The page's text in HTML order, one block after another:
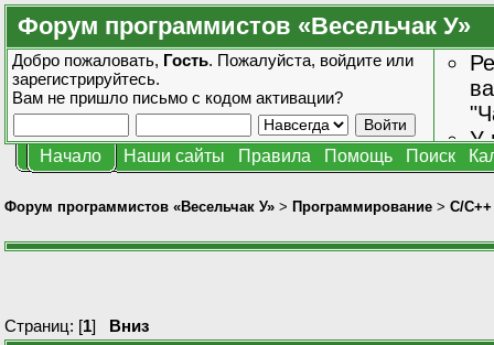
Форум программистов «Весельчак У»
Добро пожаловать, Гость. Пожалуйста, войдите или
зарегистрируйтесь.
Вам не пришло письмо с кодом активации?
У
Начало Наши сайты Правила Помощь Поиск
Форум программистов «Весельчак У» > Программирование > C/C++
Страниц: [1] Вниз